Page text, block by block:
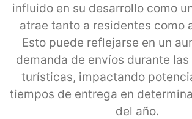
influido en su desarrollo como
atrae tanto a residentes como
Esto puede reflejarse en un
demanda de envíos durante
turísticas, impactando
tiempos de entrega en
del año.